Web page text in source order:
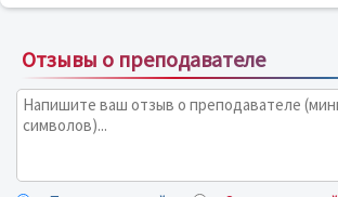
Отзывы о преподавателе